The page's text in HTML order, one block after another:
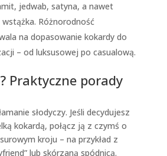
jedwab, satyna, a nawet
Różnorodność
na dopasowanie kokardy do
– od luksusowej po casualową.
Praktyczne porady
słodyczy. Jeśli decydujesz
kokardą, połącz ją z czymś o
kroju – na przykład z
lub skórzaną spódnicą.